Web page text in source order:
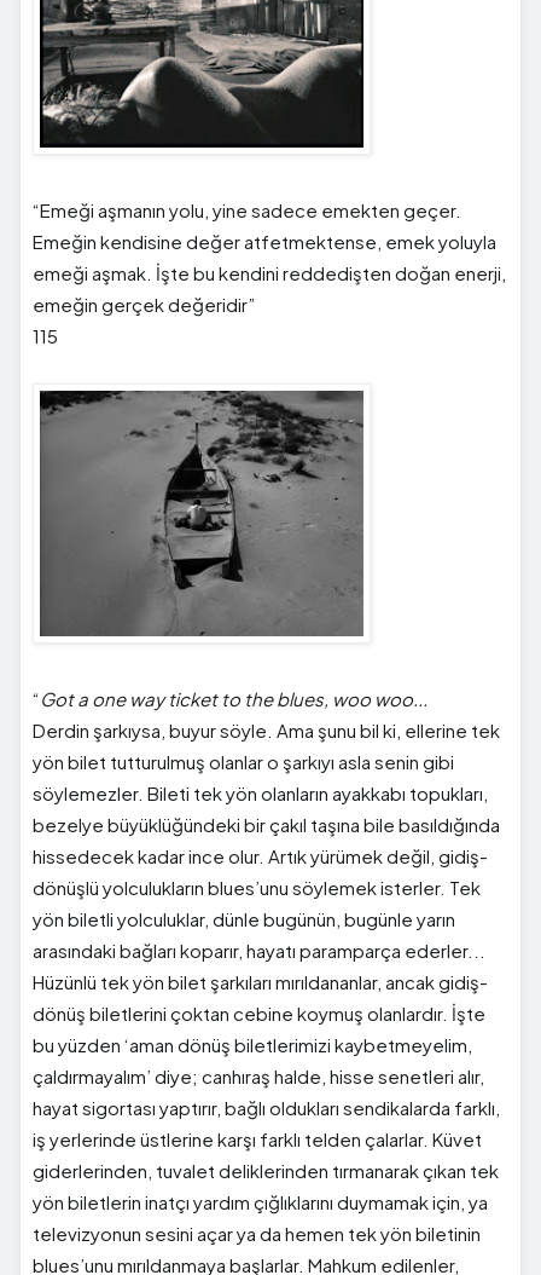
“Emeği aşmanın yolu, yine sadece emekten geçer.
Emeğin kendisine değer atfetmektense, emek yoluyla
emeği aşmak. İşte bu kendini reddedişten doğan enerji,
emeğin gerçek değeridir”
115
“Got a one way ticket to the blues, woo woo...
Derdin şarkıysa, buyur söyle. Ama şunu bil ki, ellerine tek
yön bilet tutturulmuş olanlar o şarkıyı asla senin gibi
söylemezler. Bileti tek yön olanların ayakkabı topukları,
bezelye büyüklüğündeki bir çakıl taşına bile basıldığında
hissedecek kadar ince olur. Artık yürümek değil, gidiş-
dönüşlü yolculukların blues’unu söylemek isterler. Tek
yön biletli yolculuklar, dünle bugünün, bugünle yarın
arasındaki bağları koparır, hayatı paramparça ederler...
Hüzünlü tek yön bilet şarkıları mırıldananlar, ancak gidiş-
dönüş biletlerini çoktan cebine koymuş olanlardır. İşte
bu yüzden ‘aman dönüş biletlerimizi kaybetmeyelim,
çaldırmayalım’ diye; canhıraş halde, hisse senetleri alır,
hayat sigortası yaptırır, bağlı oldukları sendikalarda farklı,
iş yerlerinde üstlerine karşı farklı telden çalarlar. Küvet
giderlerinden, tuvalet deliklerinden tırmanarak çıkan tek
yön biletlerin inatçı yardım çığlıklarını duymamak için, ya
televizyonun sesini açar ya da hemen tek yön biletinin
blues’unu mırıldanmaya başlarlar. Mahkum edilenler,